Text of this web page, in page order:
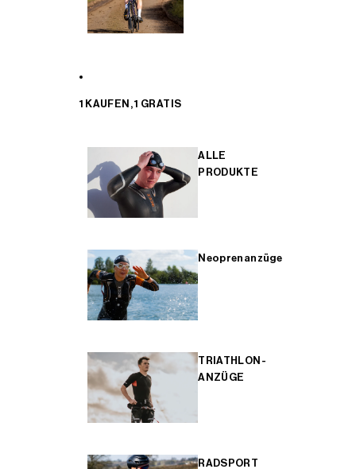
1 KAUFEN, 1 GRATIS
ALLE
PRODUKTE
Neoprenanzüge
TRIATHLON-
ANZÜGE
RADSPORT